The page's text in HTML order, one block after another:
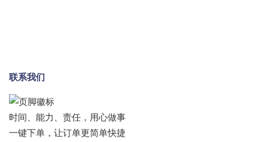
联系我们
时间、能力、责任，用心做事
一键下单，让订单更简单快捷